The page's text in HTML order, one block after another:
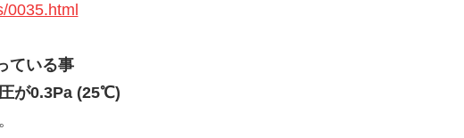
0035.html
ている事
が0.3Pa (25℃)